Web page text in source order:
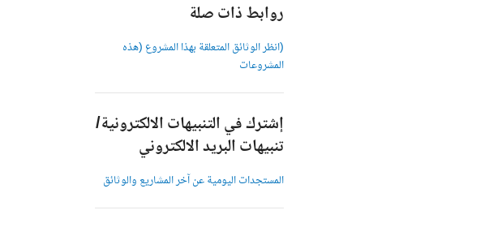
روابط ذات صلة
(انظر الوثائق المتعلقة بهذا المشروع (هذه
المشروعات
إشترك في التنبيهات الالكترونية/
تنبيهات البريد الالكتروني
المستجدات اليومية عن آخر المشاريع والوثائق